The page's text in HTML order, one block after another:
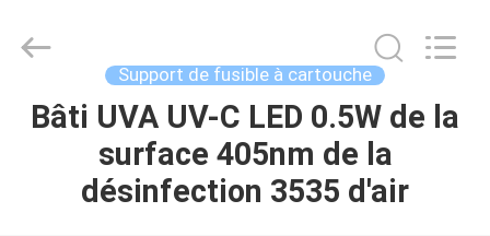
MAISON
PRODUITS
Co.,Ltd.
Support de fusible à cartouche
Bâti UVA UV-C LED 0.5W de la
surface 405nm de la
désinfection 3535 d'air